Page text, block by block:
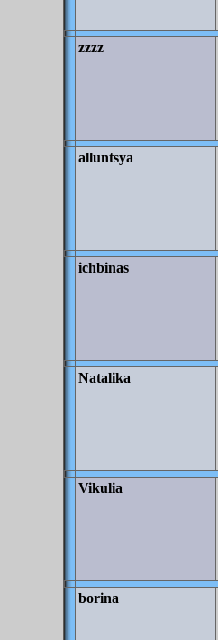
zzzz
alluntsya
ichbinas
Natalika
Vikulia
borina